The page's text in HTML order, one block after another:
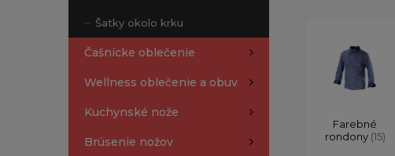
Šatky okolo krku
Čašnícke oblečenie
Wellness oblečenie a obuv
Kuchynské nože
Brúsenie nožov
Farebné
rondony (15)